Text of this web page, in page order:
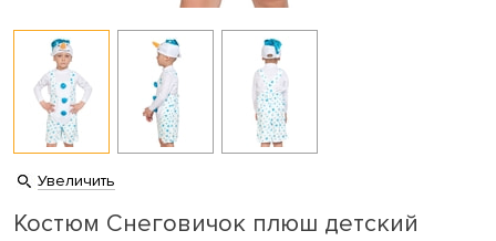
Увеличить
Костюм Снеговичок плюш детский